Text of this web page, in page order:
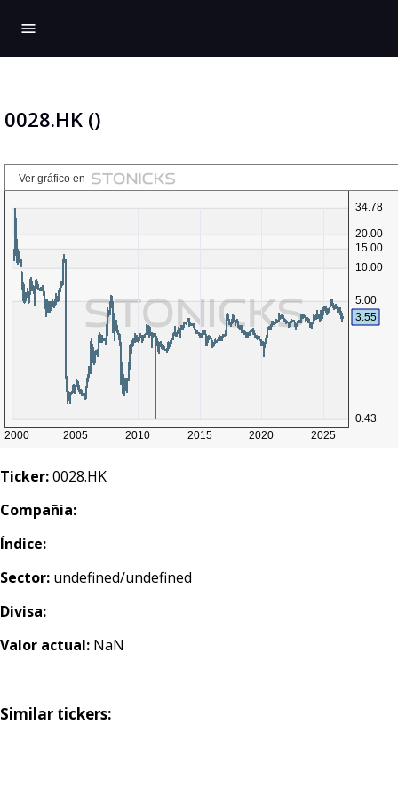
menu
0028.HK ()
Ticker:0028.HK
Compañia:
Índice:
Sector: undefined/undefined
Divisa:
Valor actual: NaN
Similar tickers: